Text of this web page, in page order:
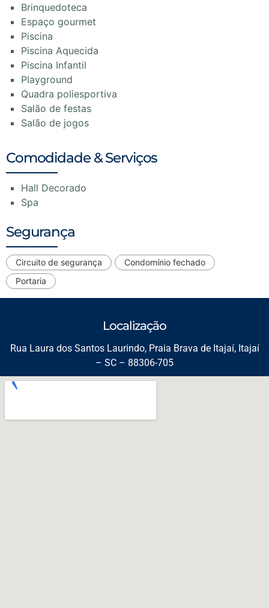
Brinquedoteca
Espaço gourmet
Piscina
Piscina Aquecida
Piscina Infantil
Playground
Quadra poliesportiva
Salão de festas
Salão de jogos
Comodidade & Serviços
Hall Decorado
Spa
Segurança
Circuito de segurança
Condomínio fechado
Portaria
Localização
Rua Laura dos Santos Laurindo, Praia Brava de Itajaí, Itajaí
– SC – 88306-705